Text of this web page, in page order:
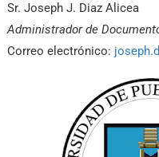
Sr. Joseph J. Diaz Alicea
Administrador de
Correo electrónico: